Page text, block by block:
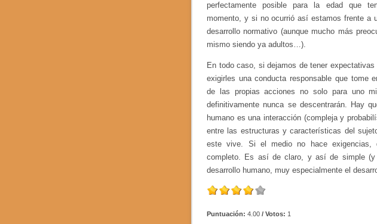
perfectamente posible para la edad que
momento, y si no ocurrió así estamos frente a
desarrollo normativo (aunque mucho más
mismo siendo ya adultos…).
En todo caso, si dejamos de tener
exigirles una conducta responsable que tome
de las propias acciones no solo para uno
definitivamente nunca se descentrarán. Hay
humano es una interacción (compleja y
entre las estructuras y características del
este vive. Si el medio no hace exigencias,
completo. Es así de claro, y así de simple (y
desarrollo humano, muy especialmente el
Puntuación: 4.00 / Votos: 1